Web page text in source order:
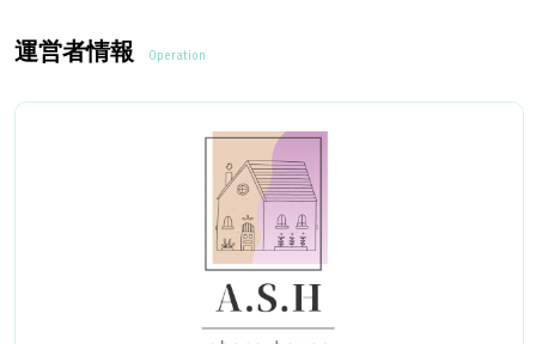
運営者情報 Operation